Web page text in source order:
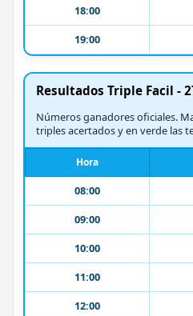
18:00
19:00
Resultados Triple Facil -
Números ganadores oficiales.
triples acertados y en verde las
Hora
08:00
09:00
10:00
11:00
12:00